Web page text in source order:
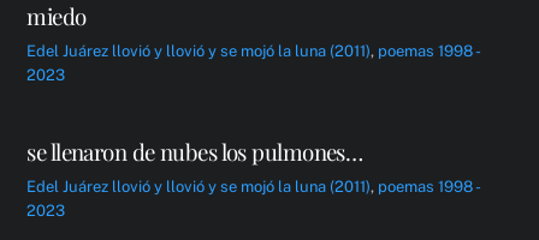
miedo
Edel Juárez llovió y llovió y se mojó la luna (2011), poemas 1998 -
2023
se llenaron de nubes los pulmones…
Edel Juárez llovió y llovió y se mojó la luna (2011), poemas 1998 -
2023